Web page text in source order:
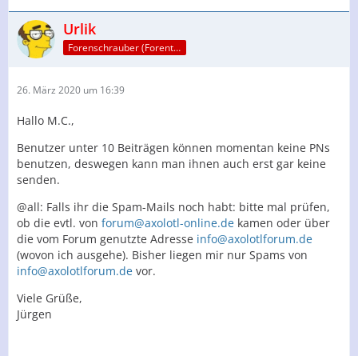
Urlik
Forenschrauber (Forenteam)
26. März 2020 um 16:39
Hallo M.C.,
Benutzer unter 10 Beiträgen können momentan keine PNs
benutzen, deswegen kann man ihnen auch erst gar keine
senden.
@all: Falls ihr die Spam-Mails noch habt: bitte mal prüfen,
ob die evtl. von forum@axolotl-online.de kamen oder über
die vom Forum genutzte Adresse info@axolotlforum.de
(wovon ich ausgehe). Bisher liegen mir nur Spams von
info@axolotlforum.de vor.
Viele Grüße,
Jürgen